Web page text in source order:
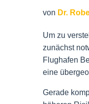
von Dr.
Um zu
zunächst
Flughafen
eine
Gerade